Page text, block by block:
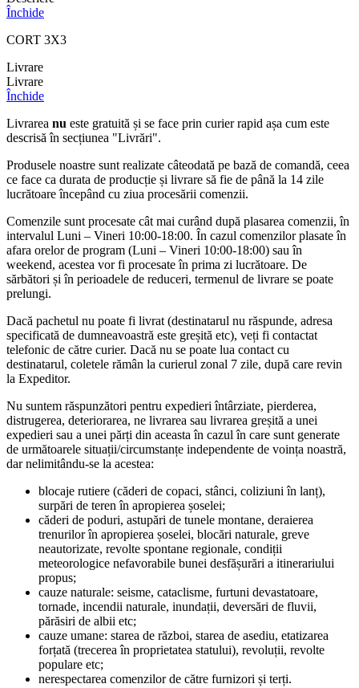
+
PVC,
albastru,
3
x
3
m
Închide
CORT 3X3
Livrare
Livrare
Închide
Livrarea nu este gratuită și se face prin curier rapid așa cum este
descrisă în secțiunea "Livrări".
Produsele noastre sunt realizate câteodată pe bază de comandă, ceea
ce face ca durata de producție și livrare să fie de până la 14 zile
lucrătoare începând cu ziua procesării comenzii.
Comenzile sunt procesate cât mai curând după plasarea comenzii, în
intervalul Luni – Vineri 10:00-18:00. În cazul comenzilor plasate în
afara orelor de program (Luni – Vineri 10:00-18:00) sau în
weekend, acestea vor fi procesate în prima zi lucrătoare. De
sărbători și în perioadele de reduceri, termenul de livrare se poate
prelungi.
Dacă pachetul nu poate fi livrat (destinatarul nu răspunde, adresa
specificată de dumneavoastră este greșită etc), veți fi contactat
telefonic de către curier. Dacă nu se poate lua contact cu
destinatarul, coletele rămân la curierul zonal 7 zile, după care revin
la Expeditor.
Nu suntem răspunzători pentru expedieri întârziate, pierderea,
distrugerea, deteriorarea, ne livrarea sau livrarea greșită a unei
expedieri sau a unei părți din aceasta în cazul în care sunt generate
de următoarele situații/circumstanțe independente de voința noastră,
dar nelimitându-se la acestea:
blocaje rutiere (căderi de copaci, stânci, coliziuni în lanț),
surpări de teren în apropierea șoselei;
căderi de poduri, astupări de tunele montane, deraierea
trenurilor în apropierea șoselei, blocări naturale, greve
neautorizate, revolte spontane regionale, condiții
meteorologice nefavorabile bunei desfășurări a itinerariului
propus;
cauze naturale: seisme, cataclisme, furtuni devastatoare,
tornade, incendii naturale, inundații, deversări de fluvii,
părăsiri de albii etc;
cauze umane: starea de război, starea de asediu, etatizarea
forțată (trecerea în proprietatea statului), revoluții, revolte
populare etc;
nerespectarea comenzilor de către furnizori și terți.